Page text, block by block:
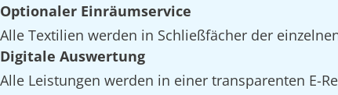
Optionaler Einräumservice
Alle Textilien werden in Schließfächer der
Digitale Auswertung
Alle Leistungen werden in einer transparenten E-